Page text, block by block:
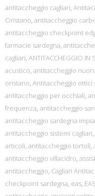
antitaccheggio cagliari,
Oristano, antitaccheggio
antitaccheggio checkpoint
farmacie sardegna,
cagliari, ANTITACCHEGGIO IN
acustico, antitaccheggio
oristano, Antitaccheggio ottici
antitaccheggio per occhiali,
frequenza, antitaccheggio
antitaccheggio sardegna
antitaccheggio sistemi cagliari,
articoli, antitaccheggio tortolì,
antitaccheggio villacidro,
antitaccheggio, Cagliari
checkpoint sardegna, eas,